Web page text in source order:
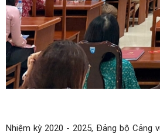
Nhiệm kỳ 2020 - 2025, Đảng bộ